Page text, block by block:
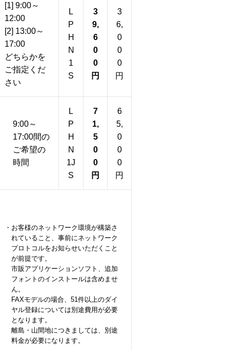
[1] 9:00～
12:00
[2] 13:00～
17:00
どちらかを
ご指定くだ
さい
L
P
H
N
1
S
3
9,
6
0
0
円
3
6,
0
0
0
円
9:00～
17:00間の
ご希望の
時間
L
P
H
N
1J
S
7
1,
5
0
0
円
6
5,
0
0
0
円
・お客様のネットワーク環境が構築さ
れていること、事前にネットワーク
プロトコルをお知らせいただくこと
が前提です。
市販アプリケーションソフト、追加
フォントのインストールは含めませ
ん。
FAXモデルの場合、51件以上のダイ
ヤル登録については別途費用が必要
となります。
離島・山間地につきましては、別途
料金が必要になります。